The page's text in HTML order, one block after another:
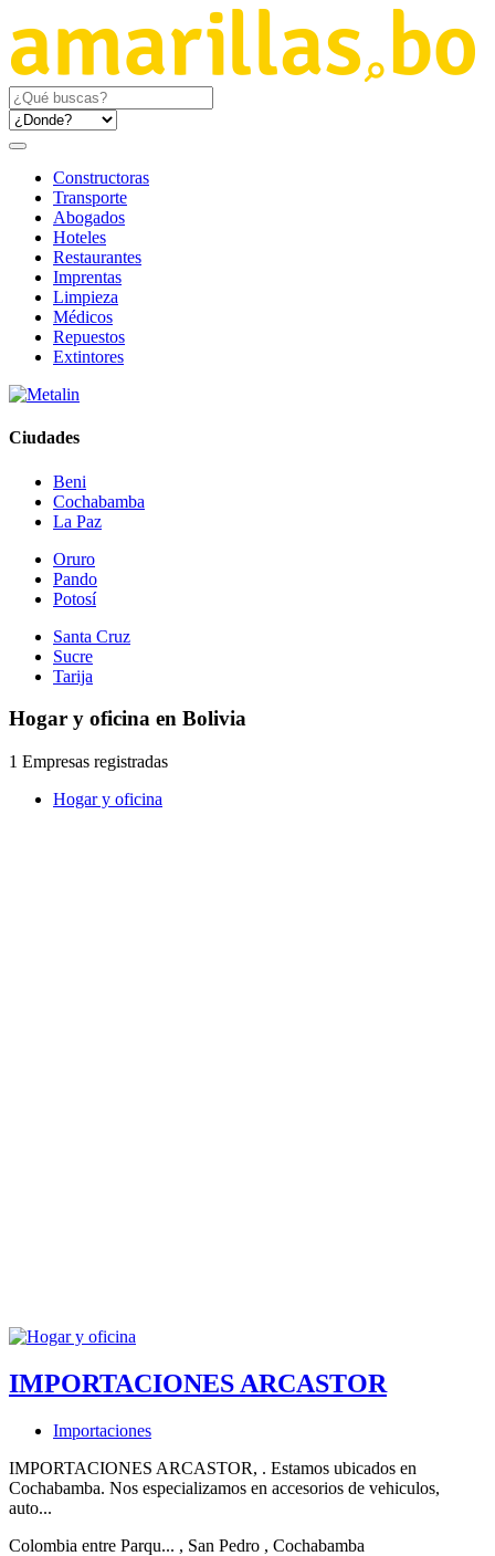
Constructoras
Transporte
Abogados
Hoteles
Restaurantes
Imprentas
Limpieza
Médicos
Repuestos
Extintores
Ciudades
Beni
Cochabamba
La Paz
Oruro
Pando
Potosí
Santa Cruz
Sucre
Tarija
Hogar y oficina en Bolivia
1 Empresas registradas
Hogar y oficina
IMPORTACIONES ARCASTOR
Importaciones
IMPORTACIONES ARCASTOR, . Estamos ubicados en
Cochabamba. Nos especializamos en accesorios de vehiculos,
auto...
Colombia entre Parqu... , San Pedro , Cochabamba